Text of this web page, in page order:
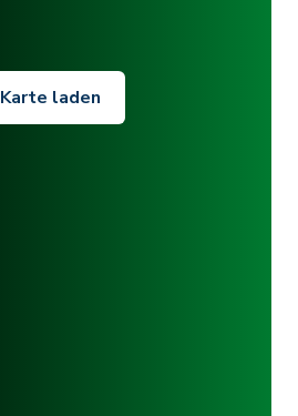
Karte laden